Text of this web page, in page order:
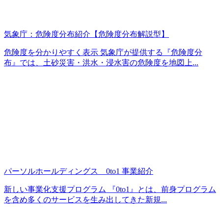
気象庁：危険度分布紹介【危険度分布解説型】
危険度を分かりやすく表示 気象庁が提供する『危険度分
布』では、土砂災害・洪水・浸水害の危険度を地図上...
パーソルホールディングス 0to1 事業紹介
新しい事業化支援プログラム 『0to1』とは、前身プログラム
を含め多くのサービスを生み出してきた新規...